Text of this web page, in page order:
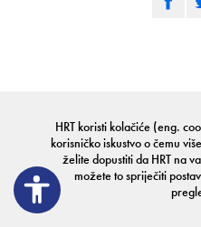
HRT koristi kolačiće (eng.
korisničko iskustvo o čemu
želite dopustiti da HRT na
možete to spriječiti